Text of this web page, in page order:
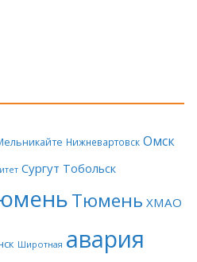
Нижневартовск Омск
Сургут Тобольск
Тюмень ХМАО
Широтная авария